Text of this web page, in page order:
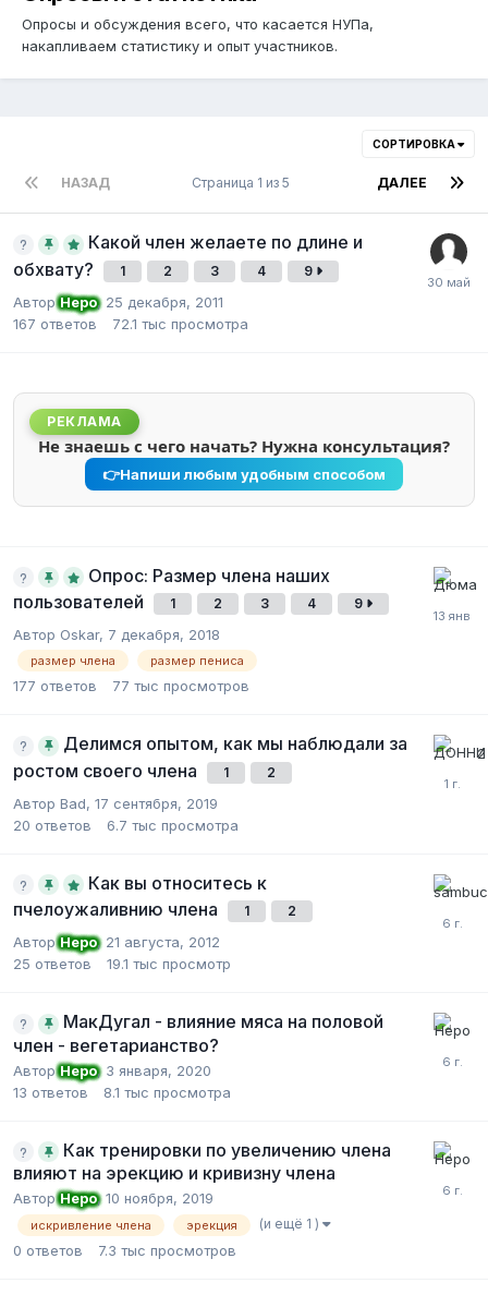
Опросы и обсуждения всего, что касается НУПа,
накапливаем статистику и опыт участников.
СОРТИРОВКА
НАЗАД ДАЛЕЕ
Страница 1 из 5
Какой член желаете по длине и
обхвату?
1 2 3 4 9
АвторНеро, 25 декабря, 2011
167 ответов 72.1 тыс просмотра
РЕКЛАМА
Не знаешь с чего начать? Нужна консультация?
👉Напиши любым удобным способом
Опрос: Размер члена наших
пользователей
1 2 3 4 9
Автор Oskar, 7 декабря, 2018
размер члена размер пениса
177 ответов 77 тыс просмотров
Делимся опытом, как мы наблюдали за
ростом своего члена
1 2
Автор Bad, 17 сентября, 2019
20 ответов 6.7 тыс просмотра
Как вы относитесь к
пчелоужаливнию члена
1 2
АвторНеро, 21 августа, 2012
25 ответов 19.1 тыс просмотр
МакДугал - влияние мяса на половой
член - вегетарианство?
АвторНеро, 3 января, 2020
13 ответов 8.1 тыс просмотра
Как тренировки по увеличению члена
влияют на эрекцию и кривизну члена
АвторНеро,10 ноября, 2019
искривление члена эрекция (и ещё 1 )
0 ответов 7.3 тыс просмотров